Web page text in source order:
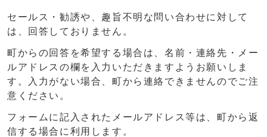
セールス・勧誘や、趣旨不明な問い合わせに対して
は、回答しておりません。
町からの回答を希望する場合は、名前・連絡先・メー
ルアドレスの欄を入力いただきますようお願いしま
す。入力がない場合、町から連絡できませんのでご注
意ください。
フォームに記入されたメールアドレス等は、町から返
信する場合に利用します。